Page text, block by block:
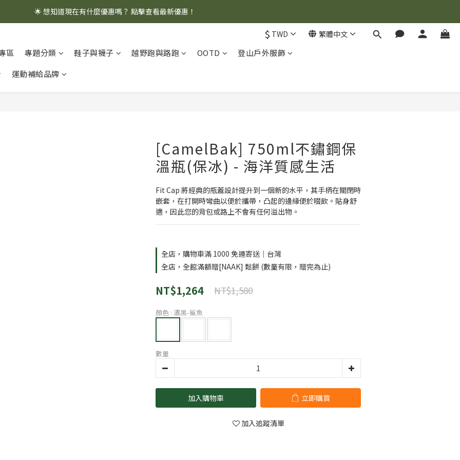
🌟 想知道現在有什麼優惠嗎？ 點擊查看最新優惠！
🌟 想知道現在有什麼優惠嗎？ 點擊查看最新優惠！
🌟 想知道現在有什麼優惠嗎？ 點擊查看最新優惠！
$ TWD 繁體中文
區 專題分類 鞋子與襪子 越野跑與路跑 OOTD
登山戶外服飾
運動補給品牌
[CamelBak] 750ml不鏽鋼保
溫瓶(保冰) - 海洋質感生活
Fit Cap 將經典的瓶蓋設計提升到一個新的水平，其手柄在關閉時
嵌套，在打開時彎曲以便於攜帶，凸起的邊緣便於啜飲。貼身舒
適，因此您的背包或路上不會有任何溢出物。
全店，購物車滿 1000 免運寄送｜台灣
全店，全館滿額贈[NAAK] 鬆餅 (數量有限，贈完為止)
NT$1,264 NT$1,580
顏色 : 濃黑-鯊魚
數量
加入購物車 立即購買
加入追蹤清單